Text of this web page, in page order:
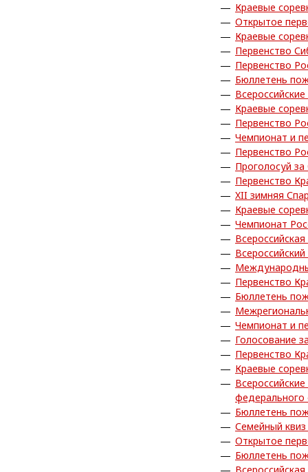
Краевые
Открытое
Краевые
Первенство
Первенство
Бюллетень
Краевые
Первенство
Чемпионат и
Первенство
Проголосуй
Первенство
XII зимняя
Краевые
Чемпионат
Первенство
Бюллетень
Чемпионат и
Голосование
Первенство
Краевые
федерального
Бюллетень
Семейный
Открытое
Бюллетень